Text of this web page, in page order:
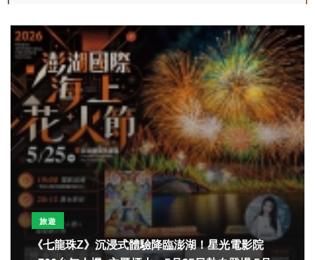
旅遊
《七龍珠Z》沉浸式體驗降臨澎湖！星光電影院